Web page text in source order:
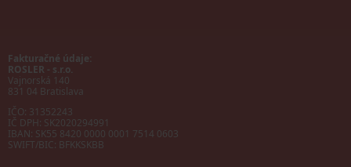
Fakturačné údaje:
ROSLER - s.r.o.
Vajnorská 140
831 04 Bratislava
IČO: 31352243
IČ DPH: SK2020294991
IBAN: SK55 8420 0000 0001 7514 0603
SWIFT/BIC: BFKKSKBB